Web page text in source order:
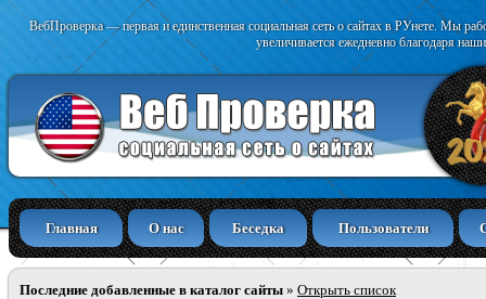
ВебПроверка — первая и единственная социальная сеть о сайтах в РУнете. Мы
увеличивается ежедневно благодаря
Главная О нас Беседка Пользователи
Последние добавленные в каталог сайты » Открыть список